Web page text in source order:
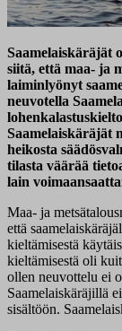
Saamelaiskäräjät
siitä, että maa- ja
laiminlyönyt
neuvotella
Saamelaiskäräjät
heikosta
tilasta väärää
lain
Maa- ja
että
kieltämisestä
kieltämisestä oli
ollen neuvottelu ei
Saamelaiskäräjillä
sisältöön.